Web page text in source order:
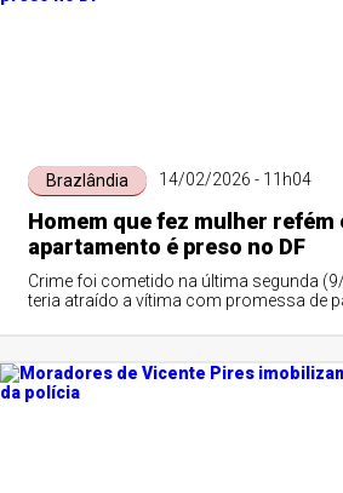
Brazlândia 14/02/2026 - 11h04
Homem que fez mulher refém
apartamento é preso no DF
Crime foi cometido na última segunda
teria atraído a vítima com promessa de